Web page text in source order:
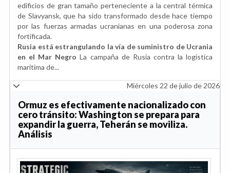
edificios de gran tamaño perteneciente a la central térmica
de Slavyansk, que ha sido transformado desde hace tiempo
por las fuerzas armadas ucranianas en una poderosa zona
fortificada.
Rusia está estrangulando la vía de suministro de Ucrania
en el Mar Negro La campaña de Rusia contra la logística
marítima de...
Miércoles 22 de julio de 2026
Ormuz es efectivamente nacionalizado con
cero tránsito: Washington se prepara para
expandir la guerra, Teherán se moviliza.
Análisis